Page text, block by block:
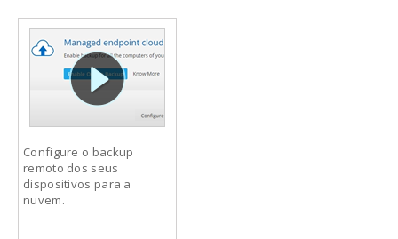
Configure o backup
remoto dos seus
dispositivos para a
nuvem.